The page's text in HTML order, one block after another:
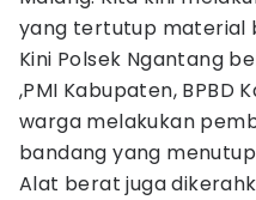
yang tertutup material
Kini Polsek Ngantang
,PMI Kabupaten, BPBD
warga melakukan
bandang yang
Alat berat juga